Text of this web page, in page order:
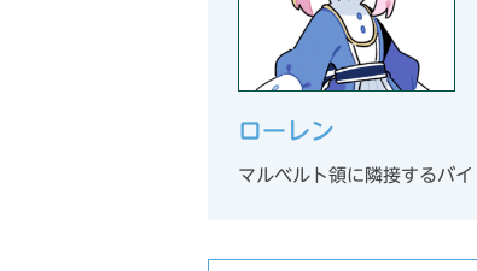
ローレン
マルベルト領に隣接するバ